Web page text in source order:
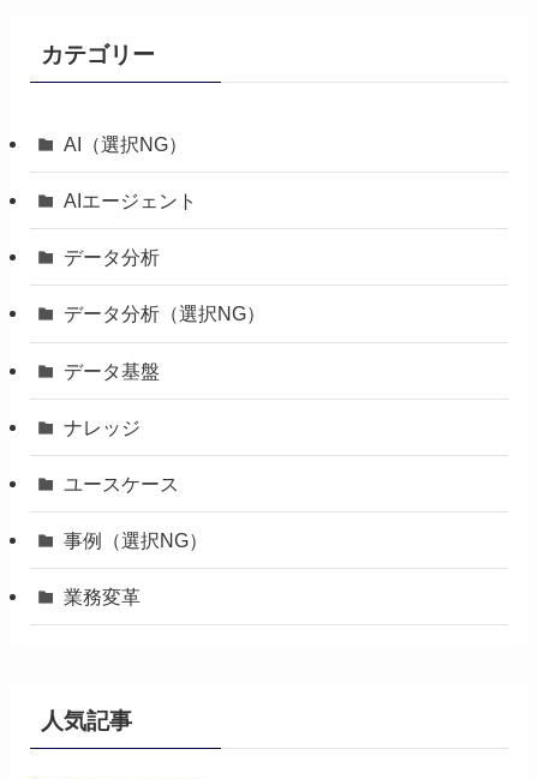
カテゴリー
AI（選択NG）
AIエージェント
データ分析
データ分析（選択NG）
データ基盤
ナレッジ
ユースケース
事例（選択NG）
業務変革
人気記事